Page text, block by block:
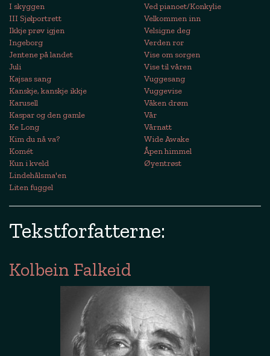
I skyggen
III Sjølportrett
Ikkje prøv igjen
Ingeborg
Jentene på landet
Juli
Kajsas sang
Kanskje, kanskje ikkje
Karusell
Kaspar og den gamle
Ke Long
Kim du nå va?
Komét
Kun i kveld
Lindehålsma'en
Liten fuggel
Ved pianoet/Konkylie
Velkommen inn
Velsigne deg
Verden ror
Vise om sorgen
Vise til våren
Vuggesang
Vuggevise
Våken drøm
Vår
Vårnatt
Wide Awake
Åpen himmel
Øyentrøst
Tekstforfatterne:
Kolbein Falkeid